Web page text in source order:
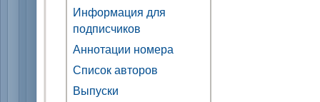
Информация для
подписчиков
Аннотации номера
Список авторов
Выпуски